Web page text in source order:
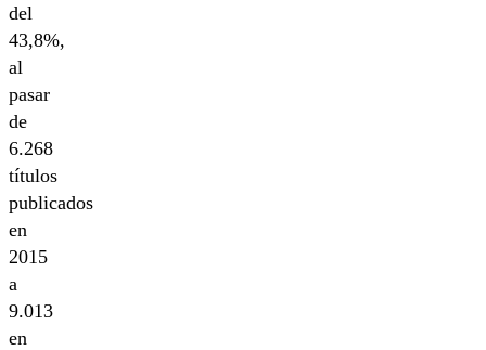
del
43,8%,
al
pasar
de
6.268
títulos
publicados
en
2015
a
9.013
en